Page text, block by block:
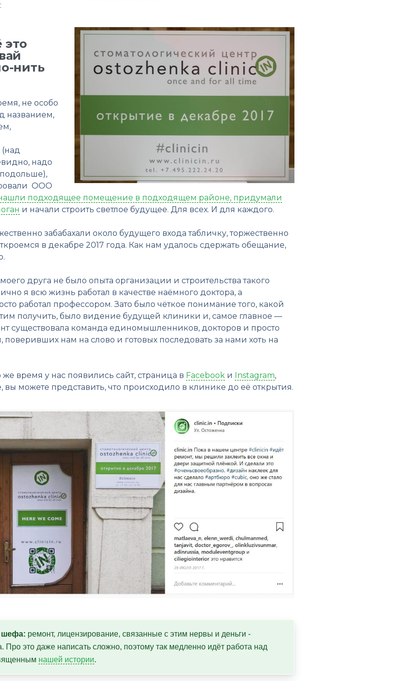
это
нить
не особо
названием,
надо
ООО
подходящее помещение в подходящем районе, придумали
и начали строить светлое будущее. Для всех. И для каждого.
забабахали около будущего входа табличку, торжественно
в декабре 2017 года. Как нам удалось сдержать обещание,
друга не было опыта организации и строительства такого
я всю жизнь работал в качестве наёмного доктора, а
работал профессором. Зато было чёткое понимание того, какой
получить, было видение будущей клиники и, самое главное —
существовала команда единомышленников, докторов и просто
нам на слово и готовых последовать за нами хоть на
время у нас появились сайт, страница в Facebook и Instagram,
вы можете представить, что происходило в клинике до её открытия.
шефа: ремонт, лицензирование, связанные с этим нервы и деньги -
Про это даже написать сложно, поэтому так медленно идёт работа над
нашей истории.